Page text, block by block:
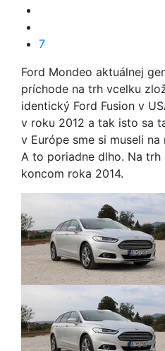
7
Ford Mondeo aktuálnej
príchode na trh vcelku
identický Ford Fusion v
v roku 2012 a tak isto sa
v Európe sme si museli
A to poriadne dlho. Na
koncom roka 2014.